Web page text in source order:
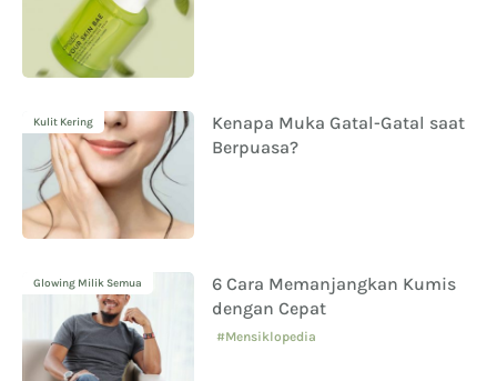
Kulit Kering
Kenapa Muka Gatal-Gatal saat
Berpuasa?
Glowing Milik Semua
6 Cara Memanjangkan Kumis
dengan Cepat
#Mensiklopedia